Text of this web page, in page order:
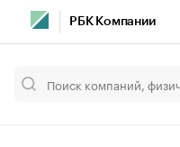
РБК Компании